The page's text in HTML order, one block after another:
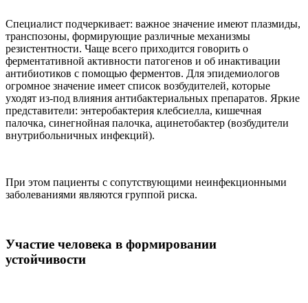
Специалист подчеркивает: важное значение имеют плазмиды,
транспозоны, формирующие различные механизмы
резистентности. Чаще всего приходится говорить о
ферментативной активности патогенов и об инактивации
антибиотиков с помощью ферментов. Для эпидемиологов
огромное значение имеет список возбудителей, которые
уходят из-под влияния антибактериальных препаратов. Яркие
представители: энтеробактерия клебсиелла, кишечная
палочка, синегнойная палочка, ацинетобактер (возбудители
внутрибольничных инфекций).
При этом пациенты с сопутствующими неинфекционными
заболеваниями являются группой риска.
Участие человека в формировании
устойчивости